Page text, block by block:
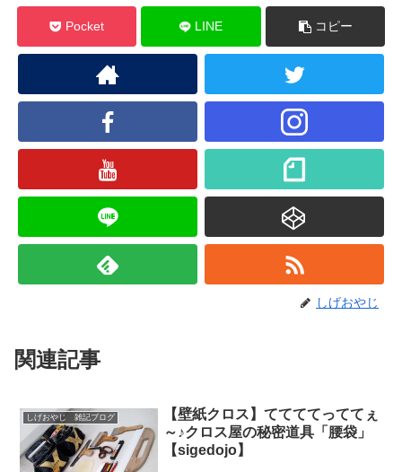
Pocket LINE コピー
しげおやじ
関連記事
しげおやじ 雑記ブログ
【壁紙クロス】ててててっててぇ
～♪クロス屋の秘密道具「腰袋」
【sigedojo】